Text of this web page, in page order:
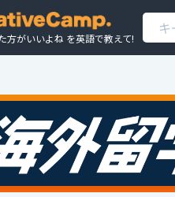
方がいいよね を英語で教えて!